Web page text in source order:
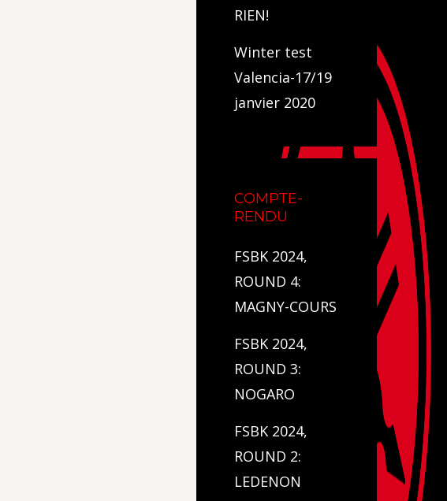
RIEN!
Winter test
Valencia-17/19
janvier 2020
COMPTE-
RENDU
FSBK 2024,
ROUND 4:
MAGNY-COURS
FSBK 2024,
ROUND 3:
NOGARO
FSBK 2024,
ROUND 2:
LEDENON